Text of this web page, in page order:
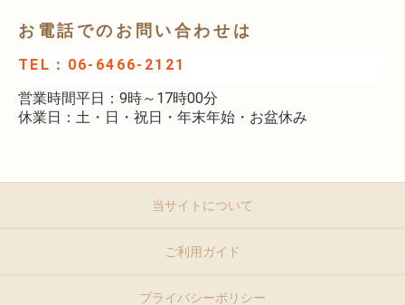
お電話でのお問い合わせは
TEL：06-6466-2121
営業時間平日：9時～17時00分
休業日：土・日・祝日・年末年始・お盆休み
当サイトについて
ご利用ガイド
プライバシーポリシー